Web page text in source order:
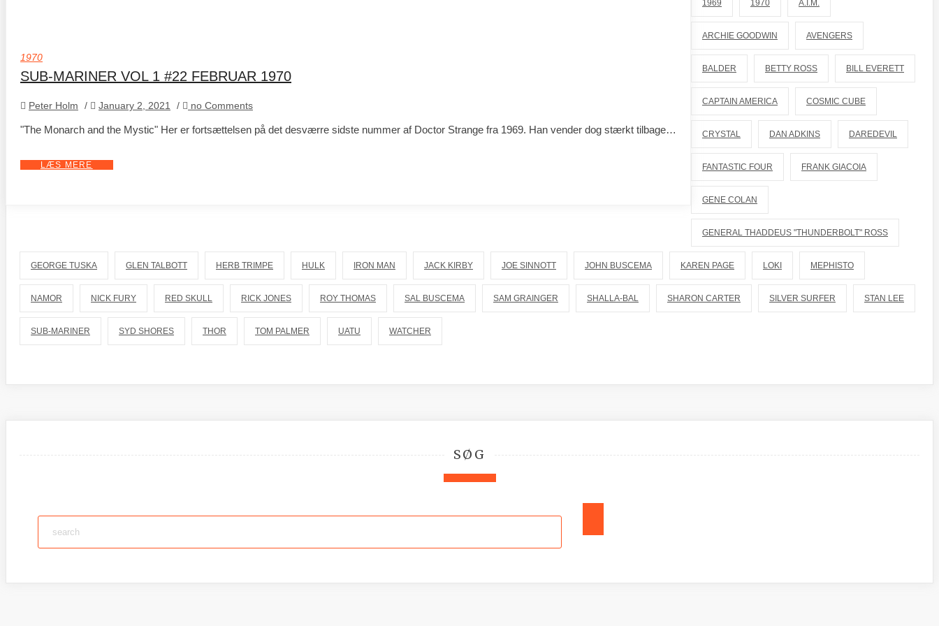
1970
SUB-MARINER VOL 1 #22 FEBRUAR 1970
Peter Holm / January 2, 2021 / no Comments
"The Monarch and the Mystic" Her er fortsættelsen på det desværre sidste nummer af Doctor Strange fra 1969. Han vender dog stærkt tilbage…
LÆS MERE
1969 1970 A.I.M.
ARCHIE GOODWIN AVENGERS
BALDER BETTY ROSS BILL EVERETT
CAPTAIN AMERICA COSMIC CUBE
CRYSTAL DAN ADKINS DAREDEVIL
FANTASTIC FOUR FRANK GIACOIA
GENE COLAN
GENERAL THADDEUS "THUNDERBOLT" ROSS
GEORGE TUSKA GLEN TALBOTT HERB TRIMPE HULK IRON MAN JACK KIRBY JOE SINNOTT JOHN BUSCEMA KAREN PAGE LOKI MEPHISTO
NAMOR NICK FURY RED SKULL RICK JONES ROY THOMAS SAL BUSCEMA SAM GRAINGER SHALLA-BAL SHARON CARTER SILVER SURFER STAN LEE
SUB-MARINER SYD SHORES THOR TOM PALMER UATU WATCHER
SØG